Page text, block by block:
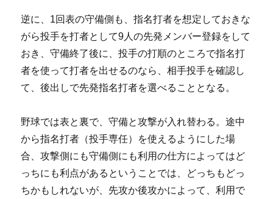
逆に、1回表の守備側も、指名打者を想定しておきな
がら投手を打者として9人の先発メンバー登録をして
おき、守備終了後に、投手の打順のところで指名打
者を使って打者を出せるのなら、相手投手を確認し
て、後出しで先発指名打者を選べることとなる。
野球では表と裏で、守備と攻撃が入れ替わる。途中
から指名打者（投手専任）を使えるようにした場
合、攻撃側にも守備側にも利用の仕方によってはど
っちにも利点があるということでは、どっちもどっ
ちかもしれないが、先攻か後攻かによって、利用で